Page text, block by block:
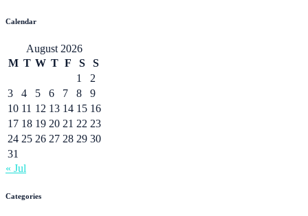
Calendar
August 2026
M T W T F S
S
1
2
3
4 5 6 7 8
9
10 11 12 13 14 15 16
17 18 19 20 21 22 23
24 25 26 27 28 29 30
31
« Jul
Categories